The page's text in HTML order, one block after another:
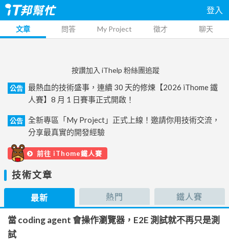
登入
文章 問答 My Project 徵才 聊天
按讚加入 iThelp 粉絲團追蹤
公告
最熱血的技術盛事，連續 30 天的修煉【2026 iThome 鐵
人賽】8 月 1 日賽事正式開啟！
公告
全新專區「My Project」正式上線！邀請你用技術交流，
分享最真實的開發經驗
前往 iThome鐵人賽
技術文章
最新 熱門 鐵人賽
當 coding agent 會操作瀏覽器，E2E 測試就不再只是測
試